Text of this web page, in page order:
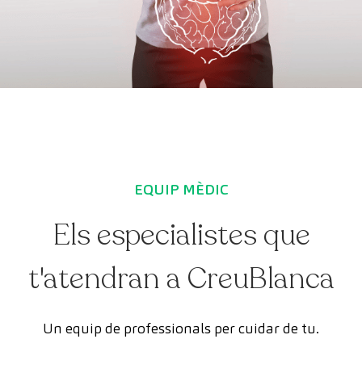
EQUIP MÈDIC
Els especialistes que
t'atendran a CreuBlanca
Un equip de professionals per cuidar de tu.